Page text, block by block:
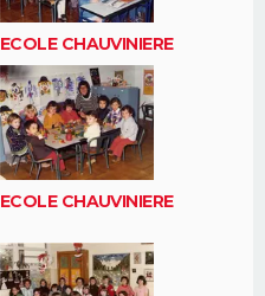
ECOLE CHAUVINIERE
ECOLE CHAUVINIERE